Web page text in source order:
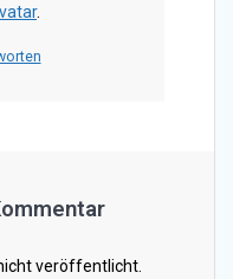
.
veröffentlicht.